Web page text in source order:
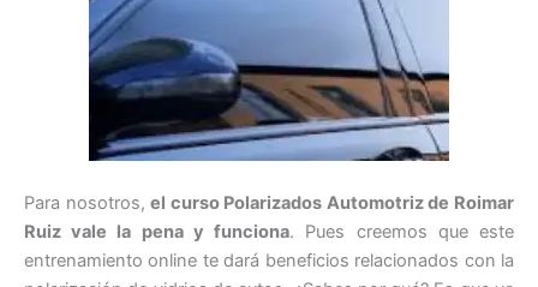
Para nosotros,el curso Polarizados Automotriz de Roimar
Ruiz vale la pena y funciona. Pues creemos que este
entrenamiento online te dará beneficios relacionados con la